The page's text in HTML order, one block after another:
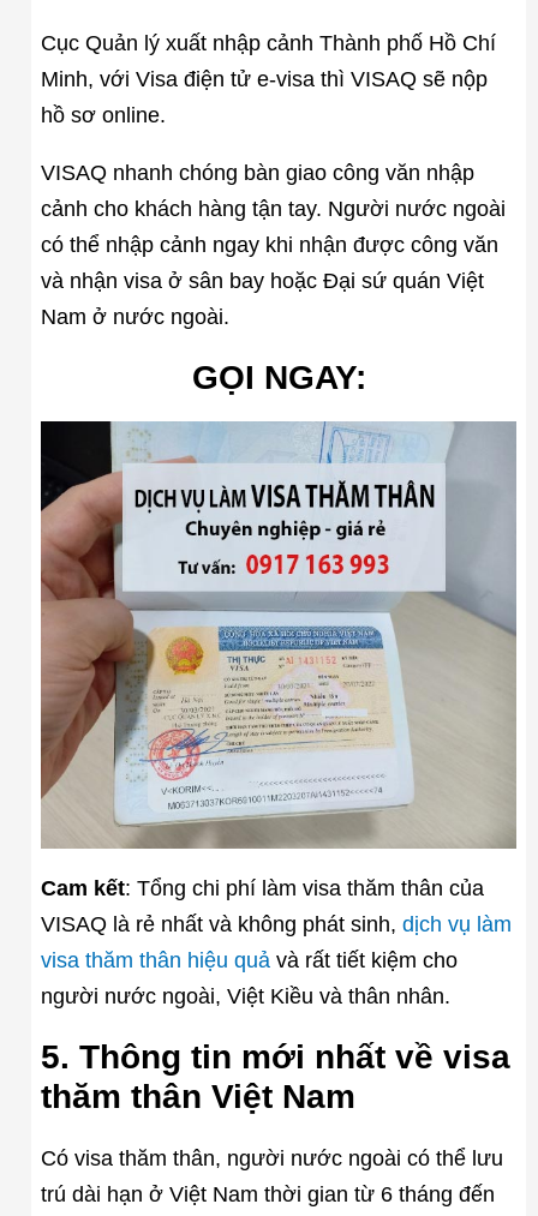
Cục Quản lý xuất nhập cảnh Thành phố Hồ Chí
Minh, với Visa điện tử e-visa thì VISAQ sẽ nộp
hồ sơ online.
VISAQ nhanh chóng bàn giao công văn nhập
cảnh cho khách hàng tận tay. Người nước ngoài
có thể nhập cảnh ngay khi nhận được công văn
và nhận visa ở sân bay hoặc Đại sứ quán Việt
Nam ở nước ngoài.
GỌI NGAY:
Cam kết: Tổng chi phí làm visa thăm thân của
VISAQ là rẻ nhất và không phát sinh, dịch vụ làm
visa thăm thân hiệu quảvà rất tiết kiệm cho
người nước ngoài, Việt Kiều và thân nhân.
5. Thông tin mới nhất về visa
thăm thân Việt Nam
Có visa thăm thân, người nước ngoài có thể lưu
trú dài hạn ở Việt Nam thời gian từ 6 tháng đến